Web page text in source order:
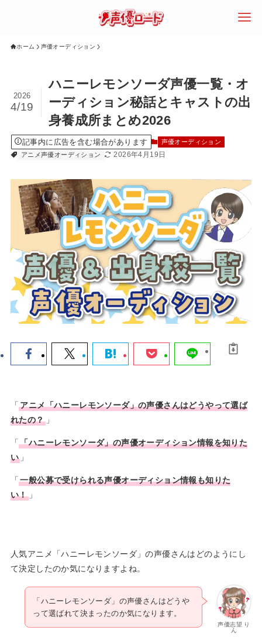
エリアで探す 年齢で探す
声優になるに
は？
声優専門学校 声優養成所 声優スクール
声優コースの
ある高校
声優科のある
大学
声優ワークシ
ョップ
声優オーディ
ション
声優ニュース
＆トレンド
お知らせ
HOME
お問い合わせ
ホーム 声優オーディション
ハニーレモンソーダ声優一覧・オ
ーディション秘話とキャストの出
身養成所まとめ2026
2026
4/19
記事内に広告を含む場合があります
声優オーディション
アニメ声優オーディション
2026年4月19日
「アニメ「ハニーレモンソーダ」の声優さんはどうやって選ば
れたの？」
「「ハニーレモンソーダ」の声優オーディション情報を知りた
い 」
「一般公募で受けられる声優オーディション情報も知りた
い！」
人気アニメ「ハニーレモンソーダ」の声優さんはどのようにし
て決定したのか気になりますよね。
声優志望 り
ん
「ハニーレモンソーダ」の声優さんはどうや
って選ばれて決まったのか気になります。